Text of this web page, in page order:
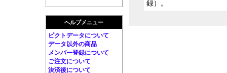
ヘルプメニュー
ピクトデータについて
データ以外の商品
メンバー登録について
ご注文について
決済後について
録）。